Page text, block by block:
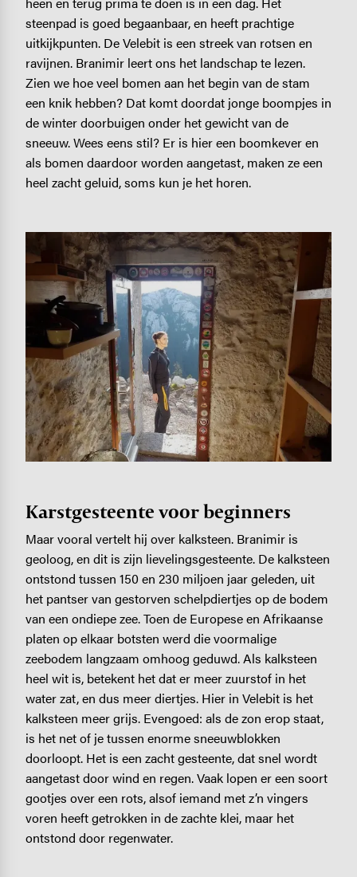
steenpad is goed begaanbaar, en heeft prachtige
uitkijkpunten. De Velebit is een streek van rotsen en
ravijnen. Branimir leert ons het landschap te lezen.
Zien we hoe veel bomen aan het begin van de stam
een knik hebben? Dat komt doordat jonge boompjes in
de winter doorbuigen onder het gewicht van de
sneeuw. Wees eens stil? Er is hier een boomkever en
als bomen daardoor worden aangetast, maken ze een
heel zacht geluid, soms kun je het horen.
Image
Karstgesteente voor beginners
Maar vooral vertelt hij over kalksteen. Branimir is
geoloog, en dit is zijn lievelingsgesteente. De kalksteen
ontstond tussen 150 en 230 miljoen jaar geleden, uit
het pantser van gestorven schelpdiertjes op de bodem
van een ondiepe zee. Toen de Europese en Afrikaanse
platen op elkaar botsten werd die voormalige
zeebodem langzaam omhoog geduwd. Als kalksteen
heel wit is, betekent het dat er meer zuurstof in het
water zat, en dus meer diertjes. Hier in Velebit is het
kalksteen meer grijs. Evengoed: als de zon erop staat,
is het net of je tussen enorme sneeuwblokken
doorloopt. Het is een zacht gesteente, dat snel wordt
aangetast door wind en regen. Vaak lopen er een soort
gootjes over een rots, alsof iemand met z’n vingers
voren heeft getrokken in de zachte klei, maar het
ontstond door regenwater.